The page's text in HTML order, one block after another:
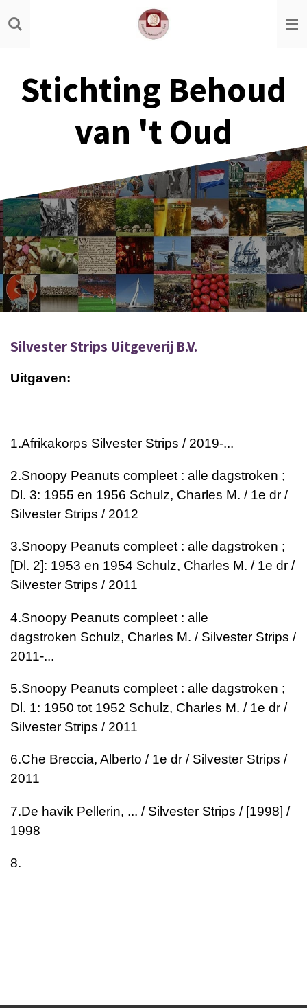
Ga
direct
hoofdinhoud
Stichting Behoud
van 't Oud
Silvester Strips Uitgeverij B.V.
Uitgaven:
1.Afrikakorps Silvester Strips / 2019-...
2.Snoopy Peanuts compleet : alle dagstroken ;
Dl. 3: 1955 en 1956 Schulz, Charles M. / 1e dr /
Silvester Strips / 2012
3.Snoopy Peanuts compleet : alle dagstroken ;
[Dl. 2]: 1953 en 1954 Schulz, Charles M. / 1e dr /
Silvester Strips / 2011
4.Snoopy Peanuts compleet : alle
dagstroken Schulz, Charles M. / Silvester Strips /
2011-...
5.Snoopy Peanuts compleet : alle dagstroken ;
Dl. 1: 1950 tot 1952 Schulz, Charles M. / 1e dr /
Silvester Strips / 2011
6.Che Breccia, Alberto / 1e dr / Silvester Strips /
2011
7.De havik Pellerin, ... / Silvester Strips / [1998] /
1998
8.